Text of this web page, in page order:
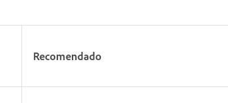
Recomendado